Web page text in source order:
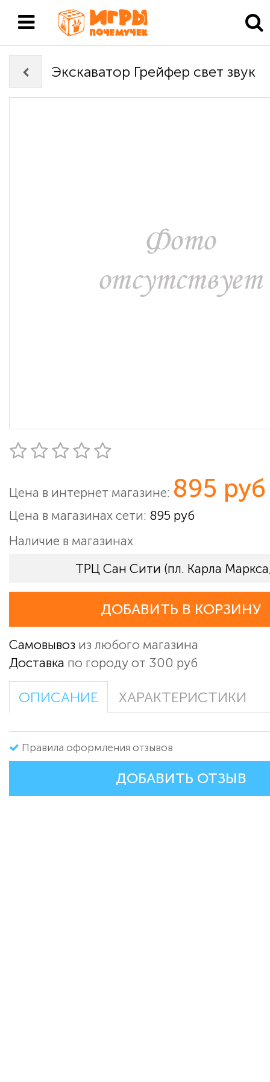
Экскаватор Грейфер свет звук
Цена в интернет магазине: 895 руб
Цена в магазинах сети: 895 руб
Наличие в магазинах
ТРЦ Сан Сити (пл. Карла
ДОБАВИТЬ В КОРЗИНУ
Самовывоз из любого магазина
Доставка по городу от 300 руб
ОПИСАНИЕ ХАРАКТЕРИСТИКИ
Правила оформления отзывов
ДОБАВИТЬ ОТЗЫВ